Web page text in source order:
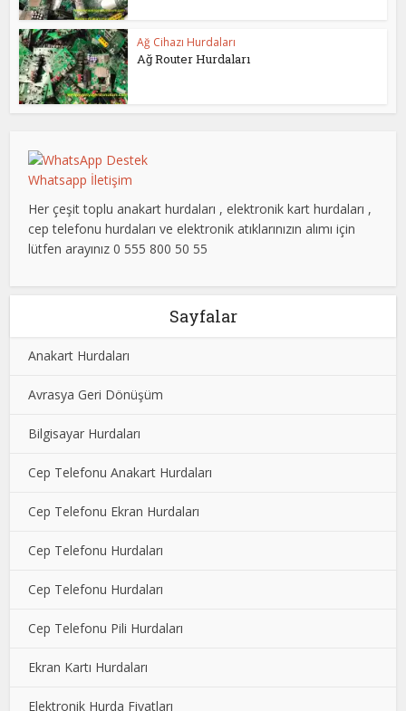
Ağ Cihazı Hurdaları
Ağ Router Hurdaları
Whatsapp İletişim
Her çeşit toplu anakart hurdaları , elektronik kart hurdaları ,
cep telefonu hurdaları ve elektronik atıklarınızın alımı için
lütfen arayınız 0 555 800 50 55
Sayfalar
Anakart Hurdaları
Avrasya Geri Dönüşüm
Bilgisayar Hurdaları
Cep Telefonu Anakart Hurdaları
Cep Telefonu Ekran Hurdaları
Cep Telefonu Hurdaları
Cep Telefonu Hurdaları
Cep Telefonu Pili Hurdaları
Ekran Kartı Hurdaları
Elektronik Hurda Fiyatları